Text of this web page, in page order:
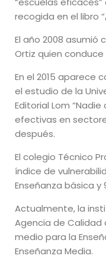
recogida en el libro
El año 2008 asumió
Ortiz quien conduce
En el 2015 aparece
el estudio de la
Editorial Lom
efectivas en
después.
El colegio Técnico
índice de
Enseñanza básica y
Actualmente, la
Agencia de Calidad
medio para la
Enseñanza Media.